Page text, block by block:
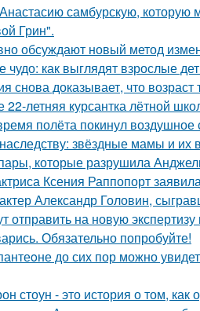
самбурскую, которую
Грин".
обсуждают новый метод
чудо: как выглядят взрослые
снова доказывает, что
22-летняя курсантка лётной
полёта покинул воздушное
звёздные мамы и их
которые разрушила
Ксения Раппопорт
Александр Головин,
отправить на новую
Обязательно попробуйте!
до сих пор можно
стоун - это история о том,